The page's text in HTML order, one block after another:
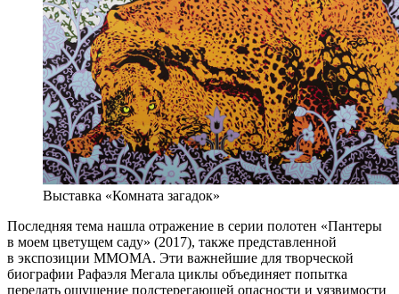
Выставка «Комната загадок»
Последняя тема нашла отражение в серии полотен «Пантеры
в моем цветущем саду» (2017), также представленной
в экспозиции ММОМА. Эти важнейшие для творческой
биографии Рафаэля Мегала циклы объединяет попытка
передать ощущение подстерегающей опасности и уязвимости